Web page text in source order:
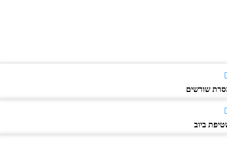
שורשים
ביוב